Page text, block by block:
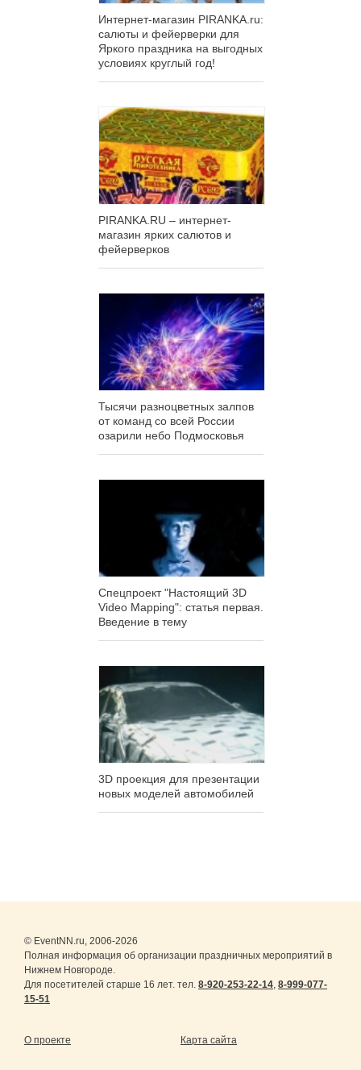
Интернет-магазин PIRANKA.ru:
салюты и фейерверки для
Яркого праздника на выгодных
условиях круглый год!
PIRANKA.RU – интернет-
магазин ярких салютов и
фейерверков
Тысячи разноцветных залпов
от команд со всей России
озарили небо Подмосковья
Спецпроект "Настоящий 3D
Video Mapping": статья первая.
Введение в тему
3D проекция для презентации
новых моделей автомобилей
© EventNN.ru, 2006-2026
Полная информация об организации праздничных мероприятий в
Нижнем Новгороде.
Для посетителей старше 16 лет. тел. 8-920-253-22-14, 8-999-077-
15-51
О проекте Карта сайта